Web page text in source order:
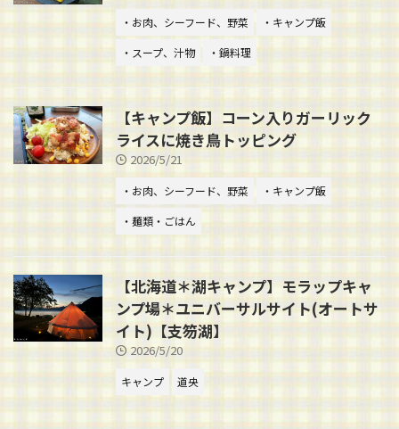
・お肉、シーフード、野菜
・キャンプ飯
・スープ、汁物
・鍋料理
【キャンプ飯】コーン入りガーリック
ライスに焼き鳥トッピング
2026/5/21
・お肉、シーフード、野菜
・キャンプ飯
・麺類・ごはん
【北海道＊湖キャンプ】モラップキャ
ンプ場＊ユニバーサルサイト(オートサ
イト)【支笏湖】
2026/5/20
キャンプ 道央